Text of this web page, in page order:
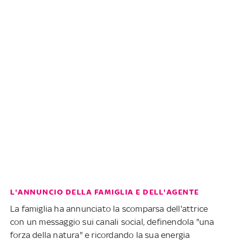
L'ANNUNCIO DELLA FAMIGLIA E DELL'AGENTE
La famiglia ha annunciato la scomparsa dell'attrice
con un messaggio sui canali social, definendola "una
forza della natura" e ricordando la sua energia